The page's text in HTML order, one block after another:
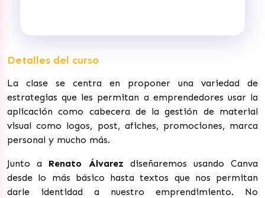
Detalles del curso
La clase se centra en proponer una variedad de
estrategias que les permitan a emprendedores usar la
aplicación como cabecera de la gestión de material
visual como logos, post, afiches, promociones, marca
personal y mucho más.
Junto a Renato Álvarez diseñaremos usando Canva
desde lo más básico hasta textos que nos permitan
darle identidad a nuestro emprendimiento. No